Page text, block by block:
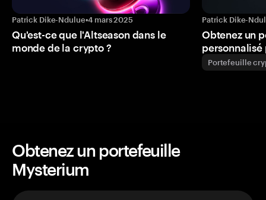
Patrick Dike-Ndulue•4 mars 2025
Qu'est-ce que l'Altseason dans le
monde de la crypto ?
Patrick Dike-
Obtenez un
personnalisé
Portefeuille
Obtenez un portefeuille
Mysterium